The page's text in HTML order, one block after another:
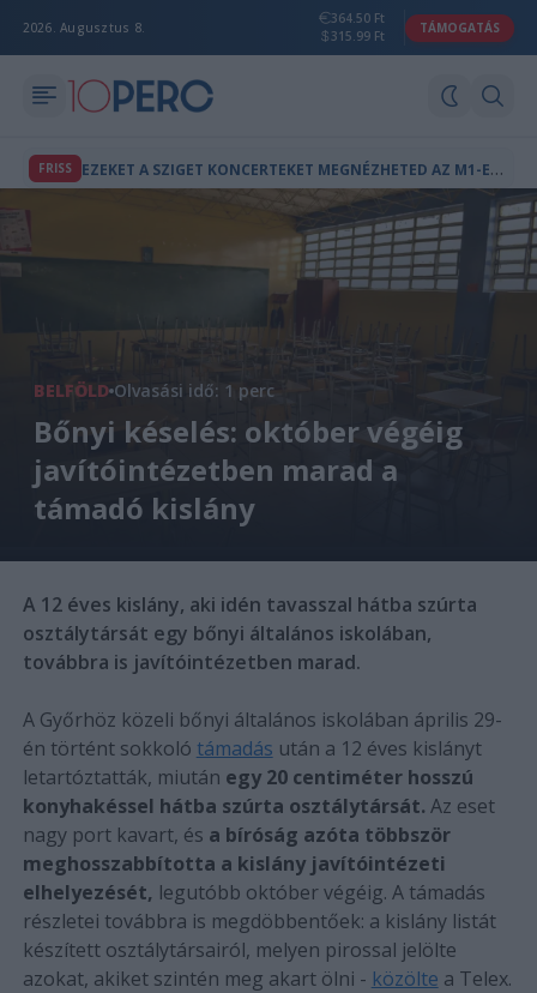
2026. Augusztus 8.
364.50 Ft
315.99 Ft
TÁMOGATÁS
FRISS E
ZEKET A SZIGET KONCERTEKET MEGNÉZHETED AZ M1-EN IS
BELFÖLD Olvasási idő: 1 perc
Bőnyi késelés: október végéig
javítóintézetben marad a
támadó kislány
A 12 éves kislány, aki idén tavasszal hátba szúrta
osztálytársát egy bőnyi általános iskolában,
továbbra is javítóintézetben marad.
A Győrhöz közeli bőnyi általános iskolában április 29-
én történt sokkoló támadás után a 12 éves kislányt
letartóztatták, miután egy 20 centiméter hosszú
konyhakéssel hátba szúrta osztálytársát. Az eset
nagy port kavart, és a bíróság azóta többször
meghosszabbította a kislány javítóintézeti
elhelyezését, legutóbb október végéig. A támadás
részletei továbbra is megdöbbentőek: a kislány listát
készített osztálytársairól, melyen pirossal jelölte
azokat, akiket szintén meg akart ölni - közölte a Telex.